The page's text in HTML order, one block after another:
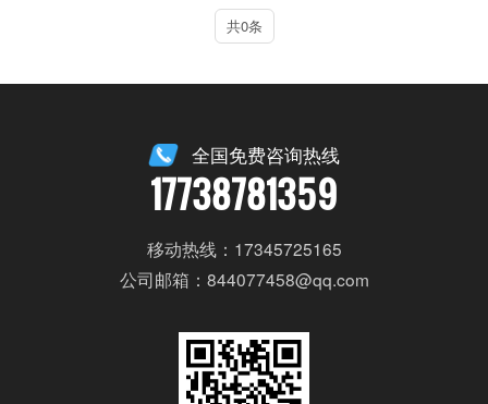
共0条
全国免费咨询热线
17738781359
移动热线：17345725165
公司邮箱：844077458@qq.com